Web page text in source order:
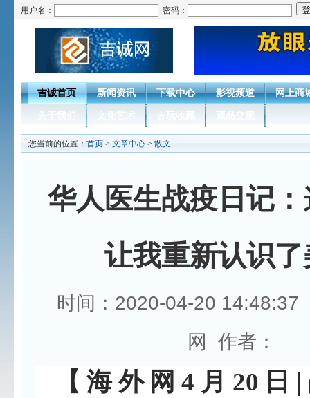
用户名： 密码：
吉诚首页 新闻资讯 下载中心 影视频道 网上商
关于我们 文化艺术 古玩收藏 藏品交流
您当前的位置： 首页 > 文章中心 > 散文
华人医生战疫日记
让我重新认识
时间：2020-04-20 14:48:37
网 作者：
【海外网4月20日